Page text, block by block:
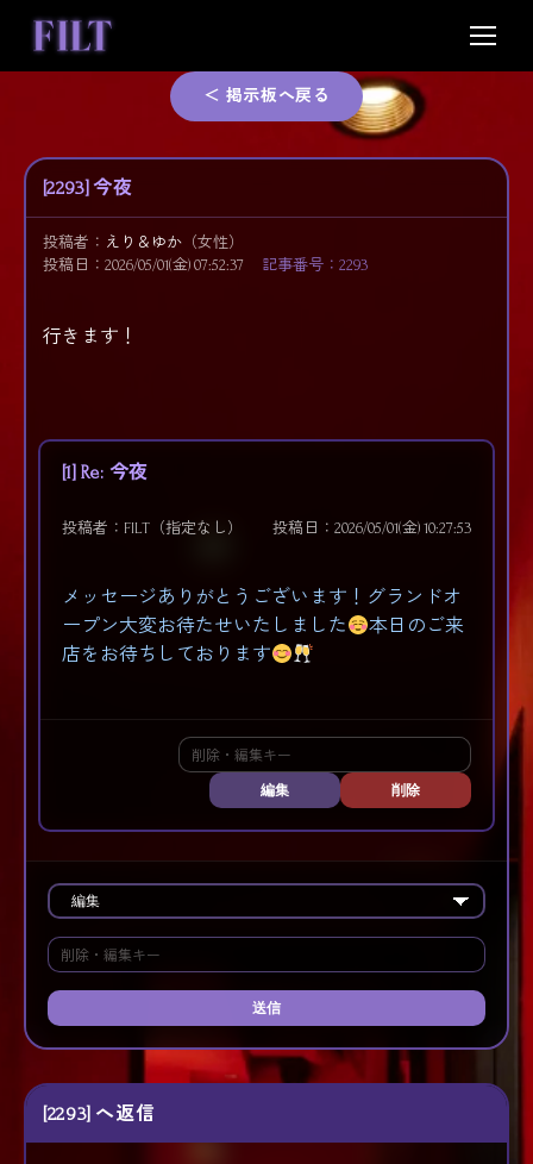
content
＜ 掲示板へ戻る
[2293] 今夜
投稿者： えり＆ゆか （女性）
投稿日：2026/05/01(金) 07:52:37
記事番号：2293
行きます！
[1] Re: 今夜
投稿者：FILT（指定なし） 投稿日：2026/05/01(金) 10:27:53
メッセージありがとうございます！グランドオ
ープン大変お待たせいたしました
本日のご来
店をお待ちしております
編集 削除
送信
[2293] へ返信